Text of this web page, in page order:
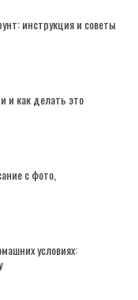
инструкция и советы
и как делать это
с фото,
условиях: